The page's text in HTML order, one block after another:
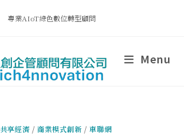
專業AIoT綠色數位轉型顧問
Menu
共享經濟 /商業模式創新 /車聯網